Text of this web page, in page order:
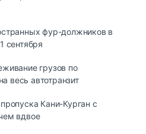
фур-должников в
сентября
грузов по
весь автотранзит
Кани-Курган с
вдвое